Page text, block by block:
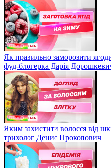
Як правильно заморозити
фуд-блогерка Дарія
Яким захистити волосся від
трихолог Денис Прокопович